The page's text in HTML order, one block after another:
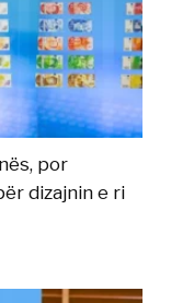
por
dizajnin e ri